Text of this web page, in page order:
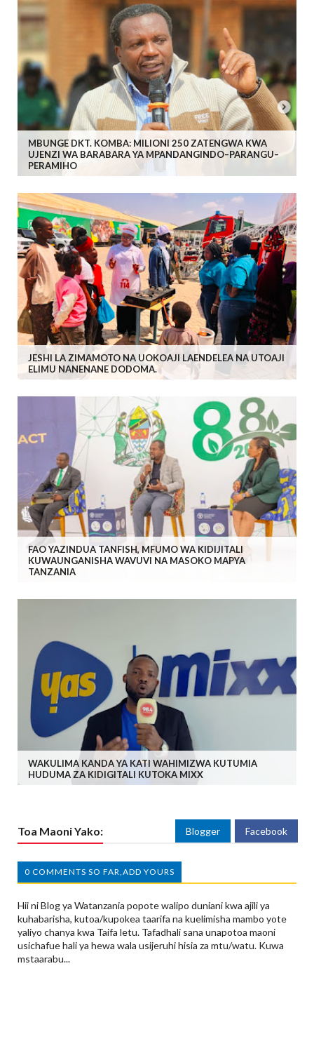
MBUNGE DKT. KOMBA: MILIONI 250 ZATENGWA KWA
UJENZI WA BARABARA YA MPANDANGINDO–PARANGU–
PERAMIHO
JESHI LA ZIMAMOTO NA UOKOAJI LAENDELEA NA UTOAJI
ELIMU NANENANE DODOMA.
FAO YAZINDUA TANFISH, MFUMO WA KIDIJITALI
KUWAUNGANISHA WAVUVI NA MASOKO MAPYA
TANZANIA
WAKULIMA KANDA YA KATI WAHIMIZWA KUTUMIA
HUDUMA ZA KIDIGITALI KUTOKA MIXX
Toa Maoni Yako: Blogger Facebook
0 COMMENTS SO FAR,ADD YOURS
Hii ni Blog ya Watanzania popote walipo duniani kwa ajili ya
kuhabarisha, kutoa/kupokea taarifa na kuelimisha mambo yote
yaliyo chanya kwa Taifa letu. Tafadhali sana unapotoa maoni
usichafue hali ya hewa wala usijeruhi hisia za mtu/watu. Kuwa
mstaarabu...